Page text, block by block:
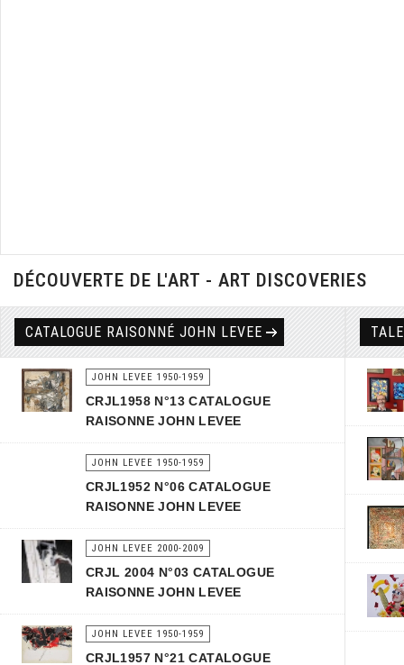
DÉCOUVERTE DE L'ART - ART DISCOVERIES
CATALOGUE RAISONNÉ JOHN LEVEE
JOHN LEVEE 1950-1959
CRJL1958 N°13 CATALOGUE
RAISONNE JOHN LEVEE
JOHN LEVEE 1950-1959
CRJL1952 N°06 CATALOGUE
RAISONNE JOHN LEVEE
JOHN LEVEE 2000-2009
CRJL 2004 N°03 CATALOGUE
RAISONNE JOHN LEVEE
JOHN LEVEE 1950-1959
CRJL1957 N°21 CATALOGUE